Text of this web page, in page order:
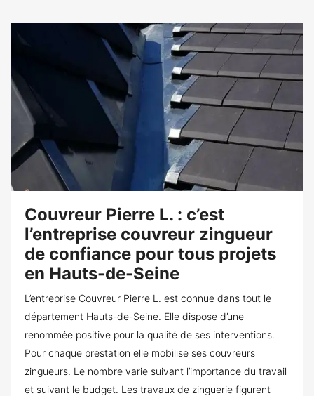
Couvreur Pierre L. : c’est
l’entreprise couvreur zingueur
de confiance pour tous projets
en Hauts-de-Seine
L’entreprise Couvreur Pierre L. est connue dans tout le
département Hauts-de-Seine. Elle dispose d’une
renommée positive pour la qualité de ses interventions.
Pour chaque prestation elle mobilise ses couvreurs
zingueurs. Le nombre varie suivant l’importance du travail
et suivant le budget. Les travaux de zinguerie figurent